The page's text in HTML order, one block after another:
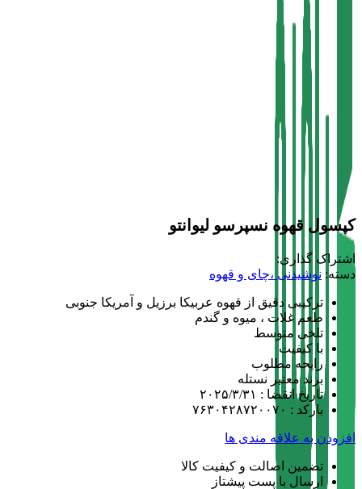
کپسول قهوه نسپرسو لیوانتو
اشتراک گذاری:
دسته: نوشیدنی ،چای و قهوه
ترکیبی دقیق از قهوه عربیکا برزیل و آمریکا جنوبی
طعم غلات ، میوه و گندم
تلخی متوسط
با کیفیت
رایحه مطلوب
برند معتبر نستله
تاریخ انقضا : ۲۰۲۵/۳/۳۱
بارکد : ۷۶۳۰۴۲۸۷۲۰۰۷۰
افزودن به علاقه مندی ها
تضمین اصالت و کیفیت کالا
ارسال با پست پیشتاز